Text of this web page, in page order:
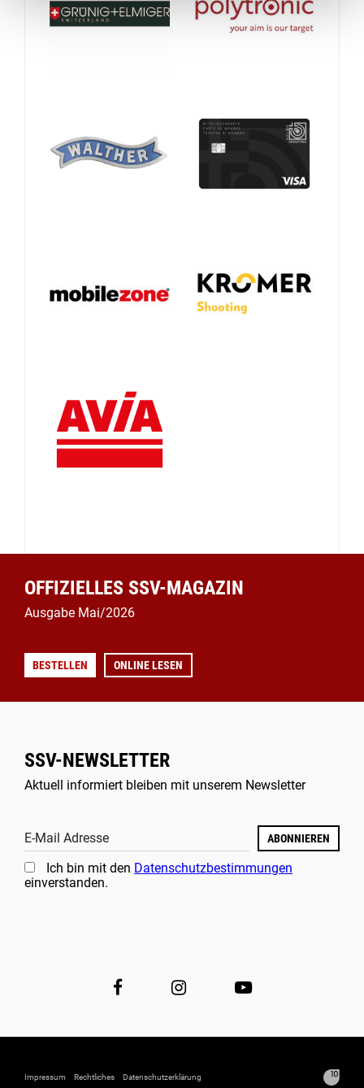
OFFIZIELLES SSV-MAGAZIN
Ausgabe Mai/2026
BESTELLEN ONLINE LESEN
SSV-NEWSLETTER
Aktuell informiert bleiben mit unserem Newsletter
E-Mail Adresse ABONNIEREN
Ich bin mit den Datenschutzbestimmungen
einverstanden.
Impressum Rechtliches Datenschutzerklärung